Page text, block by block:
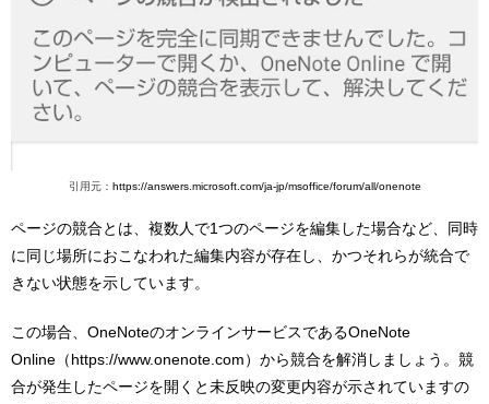
引用元： https://answers.microsoft.com/ja-jp/msoffice/forum/all/onenote
ページの競合とは、複数人で1つのページを編集した場合など、同時
に同じ場所におこなわれた編集内容が存在し、かつそれらが統合で
きない状態を示しています。
この場合、OneNoteのオンラインサービスであるOneNote
Online（https://www.onenote.com）から競合を解消しましょう。競
合が発生したページを開くと未反映の変更内容が示されていますの